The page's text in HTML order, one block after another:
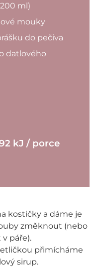
ml)
mouky
do pečiva
datlového
kJ / porce
kostičky a dáme je
změknout (nebo
páře).
přimícháme
sirup.